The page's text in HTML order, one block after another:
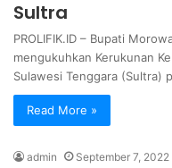
Sultra
PROLIFIK.ID – Bupati
mengukuhkan Kerukunan
Sulawesi Tenggara
Read More »
admin September 7, 2022